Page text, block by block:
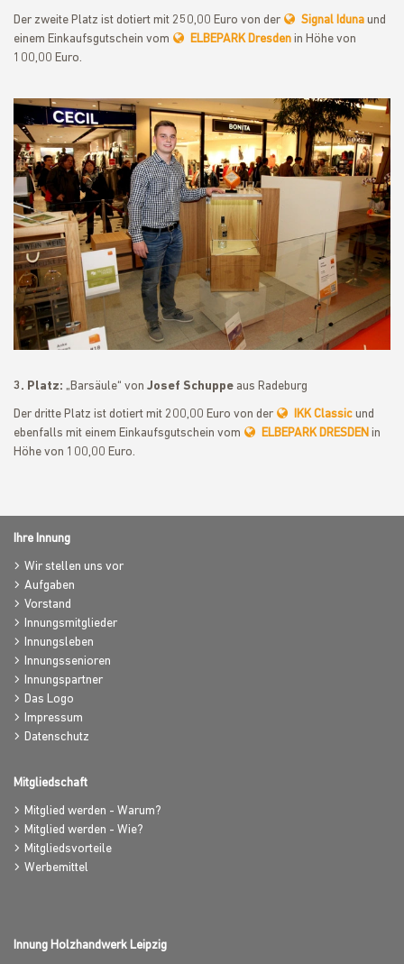
Der zweite Platz ist dotiert mit 250,00 Euro von der Signal Iduna und
einem Einkaufsgutschein vom
ELBEPARK Dresden in Höhe von
100,00 Euro.
3. Platz: „Barsäule“ von Josef Schuppe aus Radeburg
Der dritte Platz ist dotiert mit 200,00 Euro von der IKK Classic und
ebenfalls mit einem Einkaufsgutschein vom
ELBEPARK DRESDEN in
Höhe von 100,00 Euro.
Ihre Innung
Wir stellen uns vor
Aufgaben
Vorstand
Innungsmitglieder
Innungsleben
Innungssenioren
Innungspartner
Das Logo
Impressum
Datenschutz
Mitgliedschaft
Mitglied werden - Warum?
Mitglied werden - Wie?
Mitgliedsvorteile
Werbemittel
Innung Holzhandwerk Leipzig